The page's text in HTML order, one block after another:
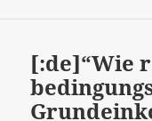
[:de]“Wie